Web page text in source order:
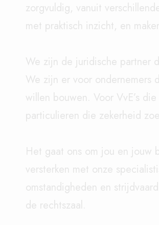
zorgvuldig, vanuit
met praktisch inzicht, en
We zijn de juridische partner
We zijn er voor ondernemers
willen bouwen. Voor VvE’s
particulieren die zekerheid
Het gaat ons om jou en jouw
versterken met onze
omstandigheden en
de rechtszaal.